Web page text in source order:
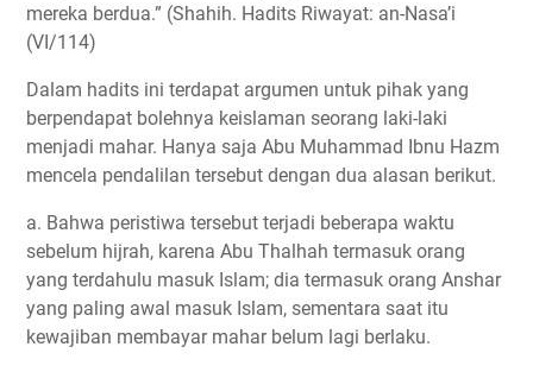
mereka berdua.” (Shahih. Hadits Riwayat: an-Nasa’i
(VI/114)
Dalam hadits ini terdapat argumen untuk pihak yang
berpendapat bolehnya keislaman seorang laki-laki
menjadi mahar. Hanya saja Abu Muhammad Ibnu Hazm
mencela pendalilan tersebut dengan dua alasan berikut.
a. Bahwa peristiwa tersebut terjadi beberapa waktu
sebelum hijrah, karena Abu Thalhah termasuk orang
yang terdahulu masuk Islam; dia termasuk orang Anshar
yang paling awal masuk Islam, sementara saat itu
kewajiban membayar mahar belum lagi berlaku.